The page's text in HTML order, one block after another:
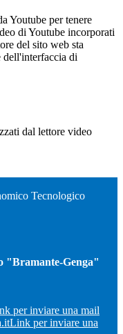
Youtube per tenere
di Youtube incorporati
del sito web sta
dell'interfaccia di
dal lettore video
Tecnologico
"Bramante-Genga"
per inviare una mail
Link per inviare una